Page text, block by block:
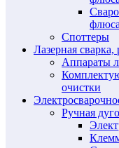
Споттеры
Лазерная сварка,
Аппараты
очистки
Ручная